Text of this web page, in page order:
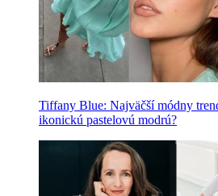
Tiffany Blue: Najväčší módny
ikonickú pastelovú modrú?